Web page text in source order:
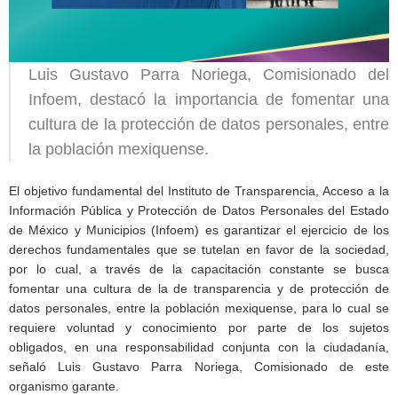
Luis Gustavo Parra Noriega, Comisionado del
Infoem, destacó la importancia de fomentar una
cultura de la protección de datos personales, entre
la población mexiquense.
El objetivo fundamental del Instituto de Transparencia, Acceso a la
Información Pública y Protección de Datos Personales del Estado
de México y Municipios (Infoem) es garantizar el ejercicio de los
derechos fundamentales que se tutelan en favor de la sociedad,
por lo cual, a través de la capacitación constante se busca
fomentar una cultura de la de transparencia y de protección de
datos personales, entre la población mexiquense, para lo cual se
requiere voluntad y conocimiento por parte de los sujetos
obligados, en una responsabilidad conjunta con la ciudadanía,
señaló Luis Gustavo Parra Noriega, Comisionado de este
organismo garante.